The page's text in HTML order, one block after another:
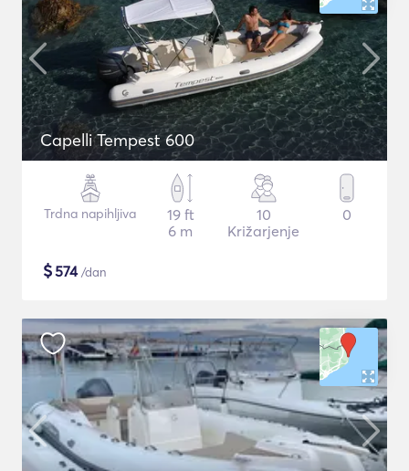
Capelli Tempest 600
Trdna napihljiva
19 ft
6 m
10
Križarjenje
0
$574/dan